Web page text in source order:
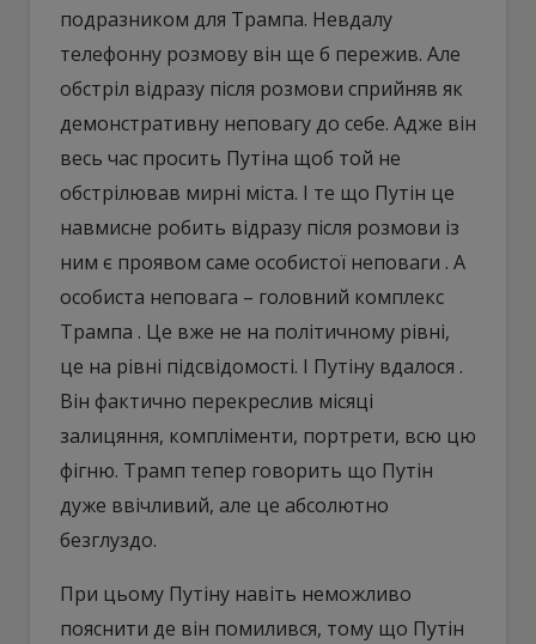
подразником для Трампа. Невдалу
телефонну розмову він ще б пережив. Але
обстріл відразу після розмови сприйняв як
демонстративну неповагу до себе. Адже він
весь час просить Путіна щоб той не
обстрілював мирні міста. І те що Путін це
навмисне робить відразу після розмови із
ним є проявом саме особистої неповаги . А
особиста неповага – головний комплекс
Трампа . Це вже не на політичному рівні,
це на рівні підсвідомості. І Путіну вдалося .
Він фактично перекреслив місяці
залицяння, компліменти, портрети, всю цю
фігню. Трамп тепер говорить що Путін
дуже ввічливий, але це абсолютно
безглуздо.
При цьому Путіну навіть неможливо
пояснити де він помилився, тому що Путін